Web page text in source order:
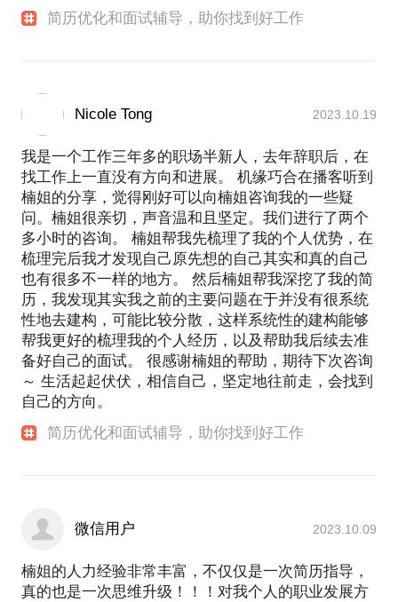
简历优化和面试辅导，助你找到好工作
Nicole Tong 2023.10.19
我是一个工作三年多的职场半新人，去年辞职后，在
找工作上一直没有方向和进展。 机缘巧合在播客听到
楠姐的分享，觉得刚好可以向楠姐咨询我的一些疑
问。楠姐很亲切，声音温和且坚定。我们进行了两个
多小时的咨询。 楠姐帮我先梳理了我的个人优势，在
梳理完后我才发现自己原先想的自己其实和真的自己
也有很多不一样的地方。 然后楠姐帮我深挖了我的简
历，我发现其实我之前的主要问题在于并没有很系统
性地去建构，可能比较分散，这样系统性的建构能够
帮我更好的梳理我的个人经历，以及帮助我后续去准
备好自己的面试。 很感谢楠姐的帮助，期待下次咨询
～ 生活起起伏伏，相信自己，坚定地往前走，会找到
自己的方向。
简历优化和面试辅导，助你找到好工作
微信用户 2023.10.09
楠姐的人力经验非常丰富，不仅仅是一次简历指导，
真的也是一次思维升级！！！对我个人的职业发展方